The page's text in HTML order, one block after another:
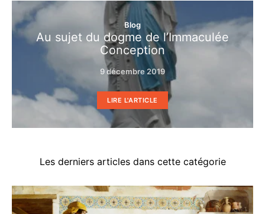
Blog
Au sujet du dogme de l’Immaculée
Conception
9 décembre 2019
LIRE L'ARTICLE
Les derniers articles dans cette catégorie